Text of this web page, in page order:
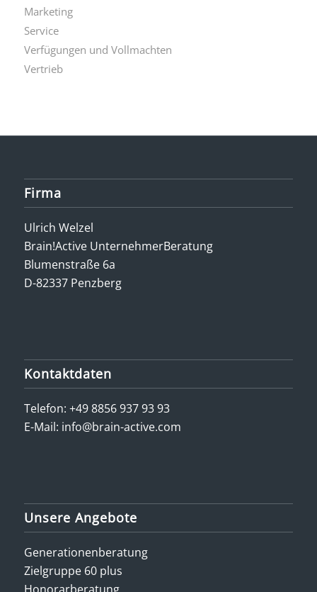
Marketing
Service
Verfügungen und Vollmachten
Vertrieb
Firma
Ulrich Welzel
Brain!Active UnternehmerBeratung
Blumenstraße 6a
D-82337 Penzberg
Kontaktdaten
Telefon: +49 8856 937 93 93
E-Mail: info@brain-active.com
Unsere Angebote
Generationenberatung
Zielgruppe 60 plus
Honorarberatung